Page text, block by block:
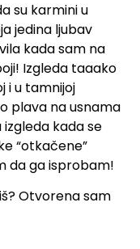
su karmini u
jedina ljubav
kada sam na
Izgleda taaako
i u tamnijoj
plava na usnama
izgleda kada se
“otkačene”
da ga isprobam!
Otvorena sam